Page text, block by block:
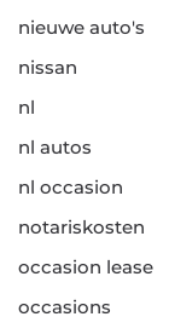
nieuwe auto's
nissan
nl
nl autos
nl occasion
notariskosten
occasion lease
occasions